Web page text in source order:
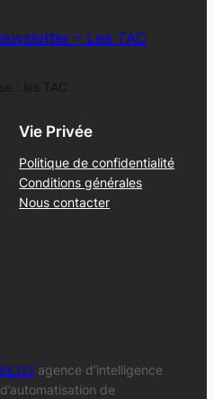
– Les TAC
Vie Privée
Politique de confidentialité
Conditions générales
Nous contacter
agence d’intelligence
de